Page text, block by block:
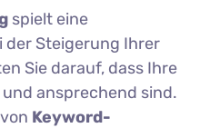
spielt eine
der Steigerung Ihrer
Sie darauf, dass Ihre
ansprechend sind.
Keyword-